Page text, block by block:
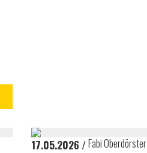
17.05.2026
Fabi Oberdörster